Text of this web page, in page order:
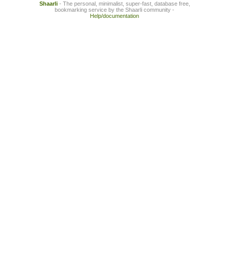
Shaarli- The personal, minimalist, super-fast, database free,
bookmarking service by the Shaarli community -
Help/documentation